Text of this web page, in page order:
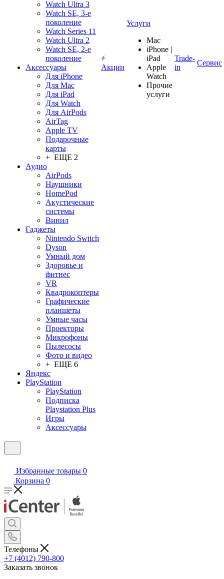
Watch Ultra 3
Watch SE, 3-е
поколение
Watch Series 11
Watch Ultra 2
Watch SE, 2-е
поколение
Аксессуары
Для iPhone
Для Mac
Для iPad
Для Watch
Для AirPods
AirTag
Apple TV
Подарочные
карты
+ ЕЩЕ 2
Аудио
AirPods
Наушники
HomePod
Акустические
системы
Винил
Гаджеты
Nintendo Switch
Dyson
Умный дом
Здоровье и
фитнес
VR
Квадрокоптеры
Графические
планшеты
Умные часы
Проекторы
Микрофоны
Пылесосы
Фото и видео
+ ЕЩЕ 6
Яндекс
PlayStation
PlayStation
Подписка
Playstation Plus
Игры
Аксессуары
Акции
Услуги
Mac
iPhone |
iPad
Apple
Watch
Прочие
услуги
Trade-
in
Сервис
Избранные товары 0
Корзина 0
Телефоны
+7 (4012) 790-800
Заказать звонок